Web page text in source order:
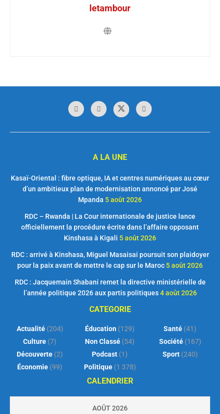
letambour
A LA UNE
Kasaï-Oriental : fibre optique, IA et centres numériques au cœur
d’un ambitieux plan de modernisation annoncé par José
Mpanda 5 août 2026
RDC – Rwanda | La Cour internationale de justice lance
officiellement la procédure écrite dans l’affaire opposant
Kinshasa à Kigali 5 août 2026
RDC : arrivé à Kinshasa, Miguel Masaisai poursuit son plaidoyer
pour la paix avant de mettre le cap sur le Maroc 5 août 2026
RDC : Jacquemain Shabani remet la directive ministérielle de
l’année politique 2026 aux partis politiques 4 août 2026
CATEGORIE
Actualité(204)
Culture (7)
Découverte (2)
Économie (99)
Éducation (129)
Non Classé (54)
Podcast (1)
Politique(1 378)
Santé (41)
Société(167)
Sport(240)
CALENDRIER
AOÛT 2026